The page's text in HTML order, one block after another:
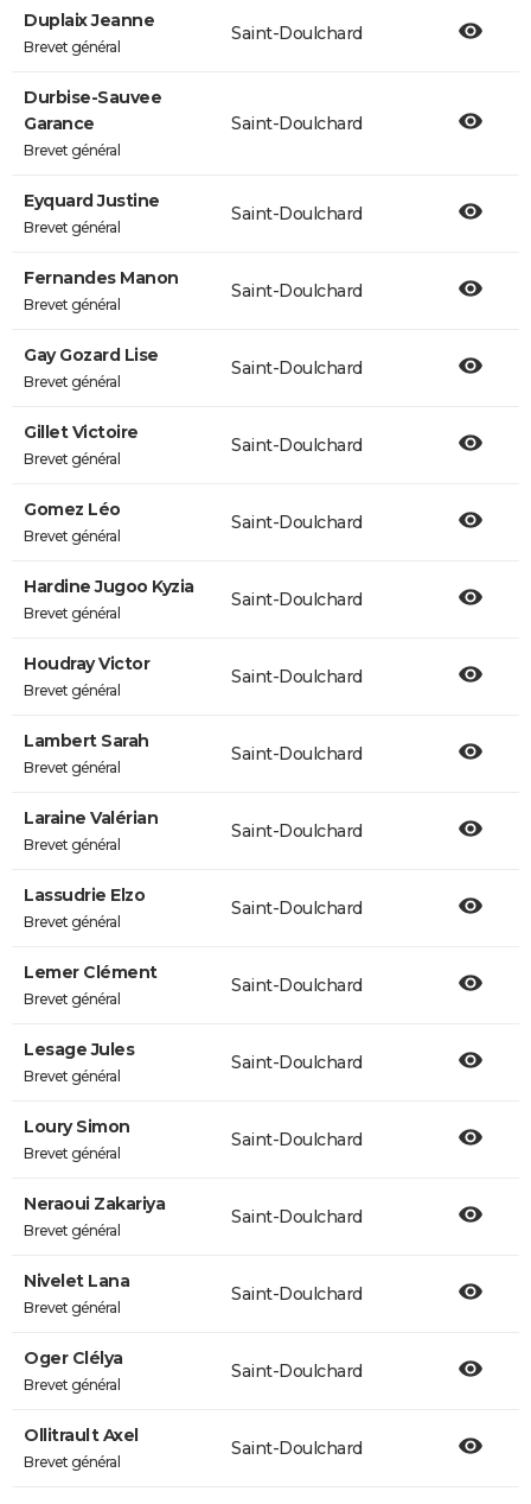
Duplaix Jeanne
Brevet général
Saint-Doulchard
Durbise-Sauvee
Garance
Brevet général
Saint-Doulchard
Eyquard Justine
Brevet général
Saint-Doulchard
Fernandes Manon
Brevet général
Saint-Doulchard
Gay Gozard Lise
Brevet général
Saint-Doulchard
Gillet Victoire
Brevet général
Saint-Doulchard
Gomez Léo
Brevet général
Saint-Doulchard
Hardine Jugoo Kyzia
Brevet général
Saint-Doulchard
Houdray Victor
Brevet général
Saint-Doulchard
Lambert Sarah
Brevet général
Saint-Doulchard
Laraine Valérian
Brevet général
Saint-Doulchard
Lassudrie Elzo
Brevet général
Saint-Doulchard
Lemer Clément
Brevet général
Saint-Doulchard
Lesage Jules
Brevet général
Saint-Doulchard
Loury Simon
Brevet général
Saint-Doulchard
Neraoui Zakariya
Brevet général
Saint-Doulchard
Nivelet Lana
Brevet général
Saint-Doulchard
Oger Clélya
Brevet général
Saint-Doulchard
Ollitrault Axel
Brevet général
Saint-Doulchard